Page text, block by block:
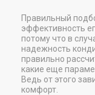
Правильный
эффективность
потому что в
надежность
правильно
какие еще
Ведь от этого
комфорт.